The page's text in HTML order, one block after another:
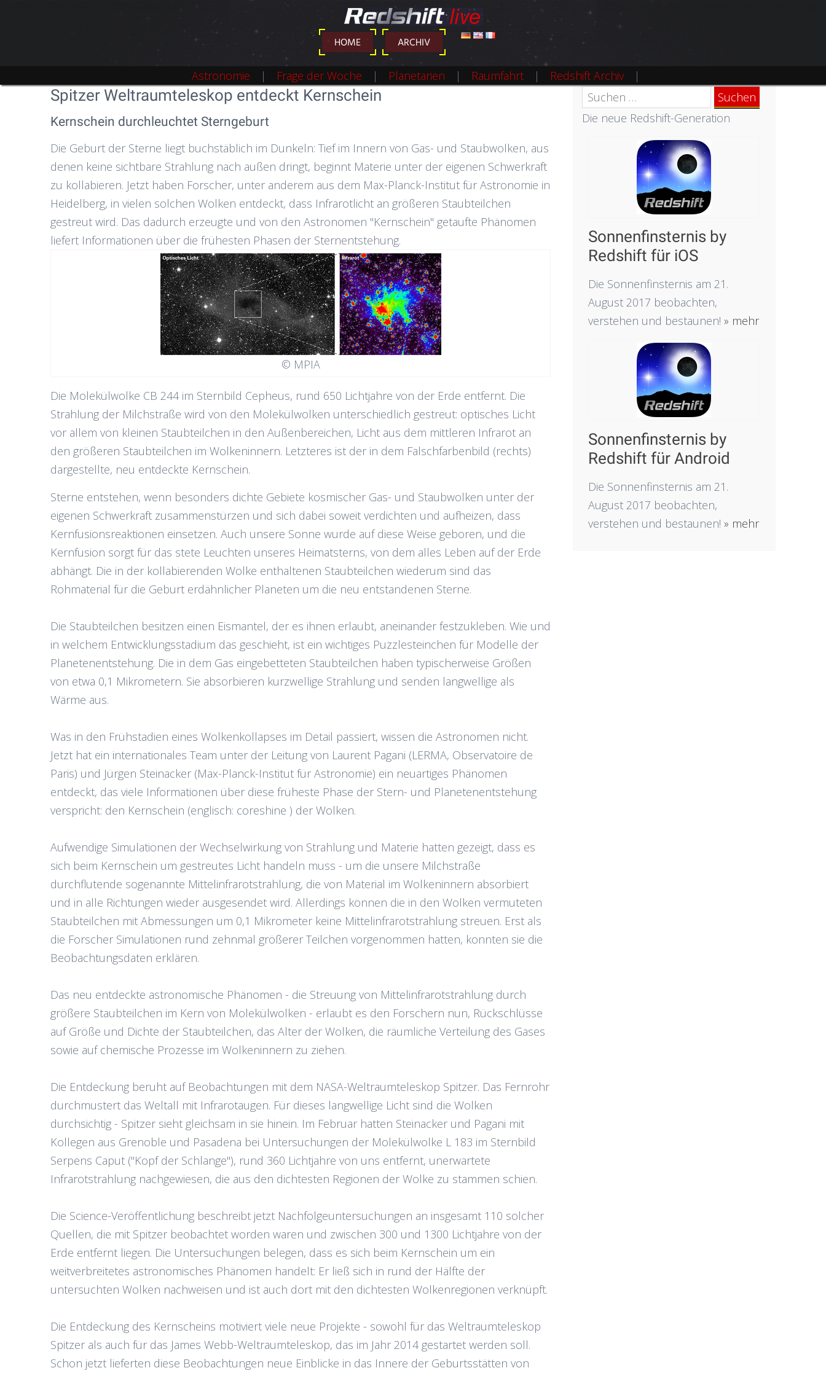
HOME ARCHIV
DEUTSCH ENGLISH FRANÇAIS
Astronomie Frage der Woche Planetarien Raumfahrt Redshift Archiv
Spitzer Weltraumteleskop entdeckt Kernschein
Kernschein durchleuchtet Sterngeburt
Die Geburt der Sterne liegt buchstäblich im Dunkeln: Tief im Innern von Gas- und Staubwolken, aus
denen keine sichtbare Strahlung nach außen dringt, beginnt Materie unter der eigenen Schwerkraft
zu kollabieren. Jetzt haben Forscher, unter anderem aus dem Max-Planck-Institut für Astronomie in
Heidelberg, in vielen solchen Wolken entdeckt, dass Infrarotlicht an größeren Staubteilchen
gestreut wird. Das dadurch erzeugte und von den Astronomen "Kernschein" getaufte Phänomen
liefert Informationen über die frühesten Phasen der Sternentstehung.
© MPIA
Die Molekülwolke CB 244 im Sternbild Cepheus, rund 650 Lichtjahre von der Erde entfernt. Die
Strahlung der Milchstraße wird von den Molekülwolken unterschiedlich gestreut: optisches Licht
vor allem von kleinen Staubteilchen in den Außenbereichen, Licht aus dem mittleren Infrarot an
den größeren Staubteilchen im Wolkeninnern. Letzteres ist der in dem Falschfarbenbild (rechts)
dargestellte, neu entdeckte Kernschein.
Sterne entstehen, wenn besonders dichte Gebiete kosmischer Gas- und Staubwolken unter der
eigenen Schwerkraft zusammenstürzen und sich dabei soweit verdichten und aufheizen, dass
Kernfusionsreaktionen einsetzen. Auch unsere Sonne wurde auf diese Weise geboren, und die
Kernfusion sorgt für das stete Leuchten unseres Heimatsterns, von dem alles Leben auf der Erde
abhängt. Die in der kollabierenden Wolke enthaltenen Staubteilchen wiederum sind das
Rohmaterial für die Geburt erdähnlicher Planeten um die neu entstandenen Sterne.
Die Staubteilchen besitzen einen Eismantel, der es ihnen erlaubt, aneinander festzukleben. Wie und
in welchem Entwicklungsstadium das geschieht, ist ein wichtiges Puzzlesteinchen für Modelle der
Planetenentstehung. Die in dem Gas eingebetteten Staubteilchen haben typischerweise Größen
von etwa 0,1 Mikrometern. Sie absorbieren kurzwellige Strahlung und senden langwellige als
Wärme aus.
Was in den Frühstadien eines Wolkenkollapses im Detail passiert, wissen die Astronomen nicht.
Jetzt hat ein internationales Team unter der Leitung von Laurent Pagani (LERMA, Observatoire de
Paris) und Jürgen Steinacker (Max-Planck-Institut für Astronomie) ein neuartiges Phänomen
entdeckt, das viele Informationen über diese früheste Phase der Stern- und Planetenentstehung
verspricht: den Kernschein (englisch: coreshine ) der Wolken.
Aufwendige Simulationen der Wechselwirkung von Strahlung und Materie hatten gezeigt, dass es
sich beim Kernschein um gestreutes Licht handeln muss - um die unsere Milchstraße
durchflutende sogenannte Mittelinfrarotstrahlung, die von Material im Wolkeninnern absorbiert
und in alle Richtungen wieder ausgesendet wird. Allerdings können die in den Wolken vermuteten
Staubteilchen mit Abmessungen um 0,1 Mikrometer keine Mittelinfrarotstrahlung streuen. Erst als
die Forscher Simulationen rund zehnmal größerer Teilchen vorgenommen hatten, konnten sie die
Beobachtungsdaten erklären.
Das neu entdeckte astronomische Phänomen - die Streuung von Mittelinfrarotstrahlung durch
größere Staubteilchen im Kern von Molekülwolken - erlaubt es den Forschern nun, Rückschlüsse
auf Größe und Dichte der Staubteilchen, das Alter der Wolken, die räumliche Verteilung des Gases
sowie auf chemische Prozesse im Wolkeninnern zu ziehen.
Die Entdeckung beruht auf Beobachtungen mit dem NASA-Weltraumteleskop Spitzer. Das Fernrohr
durchmustert das Weltall mit Infrarotaugen. Für dieses langwellige Licht sind die Wolken
durchsichtig - Spitzer sieht gleichsam in sie hinein. Im Februar hatten Steinacker und Pagani mit
Kollegen aus Grenoble und Pasadena bei Untersuchungen der Molekülwolke L 183 im Sternbild
Serpens Caput ("Kopf der Schlange"), rund 360 Lichtjahre von uns entfernt, unerwartete
Infrarotstrahlung nachgewiesen, die aus den dichtesten Regionen der Wolke zu stammen schien.
Die Science-Veröffentlichung beschreibt jetzt Nachfolgeuntersuchungen an insgesamt 110 solcher
Quellen, die mit Spitzer beobachtet worden waren und zwischen 300 und 1300 Lichtjahre von der
Erde entfernt liegen. Die Untersuchungen belegen, dass es sich beim Kernschein um ein
weitverbreitetes astronomisches Phänomen handelt: Er ließ sich in rund der Hälfte der
untersuchten Wolken nachweisen und ist auch dort mit den dichtesten Wolkenregionen verknüpft.
Die Entdeckung des Kernscheins motiviert viele neue Projekte - sowohl für das Weltraumteleskop
Spitzer als auch für das James Webb-Weltraumteleskop, das im Jahr 2014 gestartet werden soll.
Schon jetzt lieferten diese Beobachtungen neue Einblicke in das Innere der Geburtsstätten von
Suchen
nach:
Die neue Redshift-Generation
Sonnenfinsternis by
Redshift für iOS
Die Sonnenfinsternis am 21.
August 2017 beobachten,
verstehen und bestaunen! » mehr
Sonnenfinsternis by
Redshift für Android
Die Sonnenfinsternis am 21.
August 2017 beobachten,
verstehen und bestaunen! » mehr